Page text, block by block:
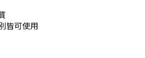
皆可使用